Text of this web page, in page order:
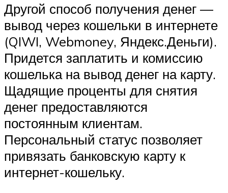
Другой способ получения денег —
вывод через кошельки в интернете
(QIWI, Webmoney, Яндекс.Деньги).
Придется заплатить и комиссию
кошелька на вывод денег на карту.
Щадящие проценты для снятия
денег предоставляются
постоянным клиентам.
Персональный статус позволяет
привязать банковскую карту к
интернет-кошельку.